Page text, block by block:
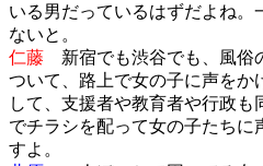
いる男だっているはずだよね
ないと。
仁藤 新宿でも渋谷でも、風俗
ついて、路上で女の子に声をか
して、支援者や教育者や行政
でチラシを配って女の子たち
すよ。